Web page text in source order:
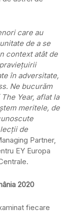
care au
de a se
context atât de
în adversitate,
Ne bucurăm
Year, aflat la
meritele, de
de
Partner,
EY Europa
2020
fiecare